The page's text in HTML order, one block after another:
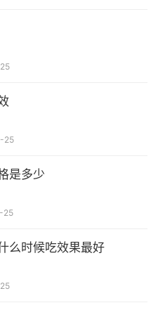
25
是多少
25
么时候吃效果最好